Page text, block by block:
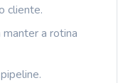
cliente.
manter a rotina